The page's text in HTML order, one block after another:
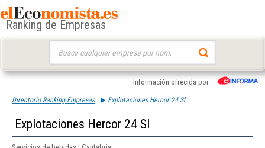
Ranking de Empresas
Información ofrecida por
Directorio Ranking Empresas Explotaciones Hercor 24 Sl
Explotaciones Hercor 24 Sl